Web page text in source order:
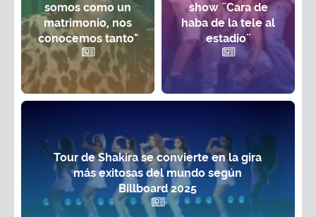
somos como un
matrimonio, nos
conocemos tanto"
show ¨Cara de
haba de la tele al
estadio¨
Tour de Shakira se convierte en la gira
más exitosas del mundo según
Billboard 2025